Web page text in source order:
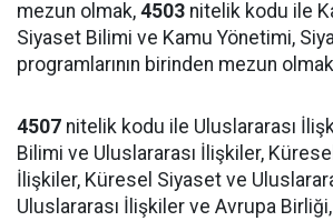
mezun olmak, 4503 nitelik kodu ile
Siyaset Bilimi ve Kamu Yönetimi,
programlarının birinden mezun
4507 nitelik kodu ile Uluslararası
Bilimi ve Uluslararası İlişkiler,
İlişkiler, Küresel Siyaset ve
Uluslararası İlişkiler ve Avrupa